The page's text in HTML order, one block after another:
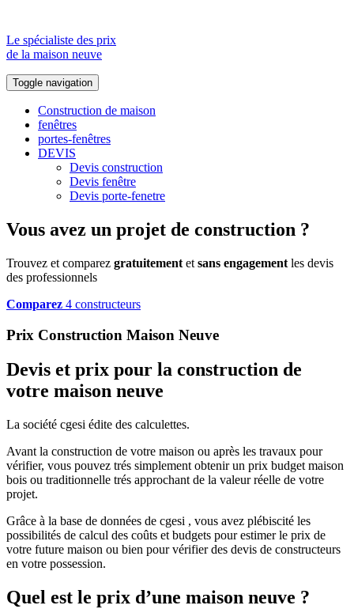
Le spécialiste des prix
de la maison neuve
Toggle navigation
Construction de maison
fenêtres
portes-fenêtres
DEVIS
Devis construction
Devis fenêtre
Devis porte-fenetre
Vous avez un projet de construction ?
Trouvez et comparez gratuitement et sans engagement les devis
des professionnels
Comparez 4 constructeurs
Prix Construction Maison Neuve
Devis et prix pour la construction de
votre maison neuve
La société cgesi édite des calculettes.
Avant la construction de votre maison ou après les travaux pour
vérifier, vous pouvez trés simplement obtenir un prix budget maison
bois ou traditionnelle trés approchant de la valeur réelle de votre
projet.
Grâce à la base de données de cgesi , vous avez plébiscité les
possibilités de calcul des coûts et budgets pour estimer le prix de
votre future maison ou bien pour vérifier des devis de constructeurs
en votre possession.
Quel est le prix d’une maison neuve ?